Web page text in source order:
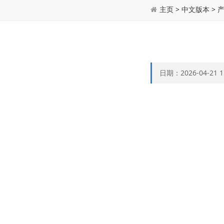
主页 > 中文版本 >
日期：2026-04-21